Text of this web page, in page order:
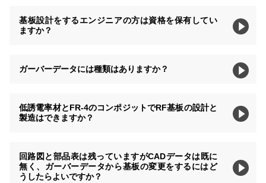
基板設計をするエンジニアの方は資格を保有してい
ますか？
ガーバーデータには種類はありますか？
低誘電率材とFR-4のコンポジットでRF基板の設計と
製造はできますか？
回路図と部品表は残っていますがCADデータは既に
無く、ガーバーデータから基板の変更をするにはど
うしたらよいですか？